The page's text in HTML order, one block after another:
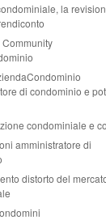
la
di condominio e
condominiale e
amministratore di
distorto del